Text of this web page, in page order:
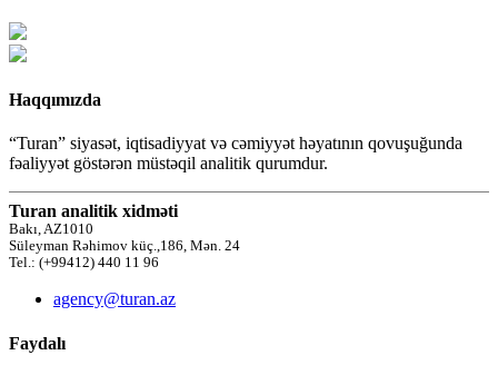
Haqqımızda
“Turan” siyasət, iqtisadiyyat və cəmiyyət həyatının qovuşuğunda
fəaliyyət göstərən müstəqil analitik qurumdur.
Turan analitik xidməti
Bakı, AZ1010
Süleyman Rəhimov küç.,186, Mən. 24
Tel.: (+99412) 440 11 96
agency@turan.az
Faydalı